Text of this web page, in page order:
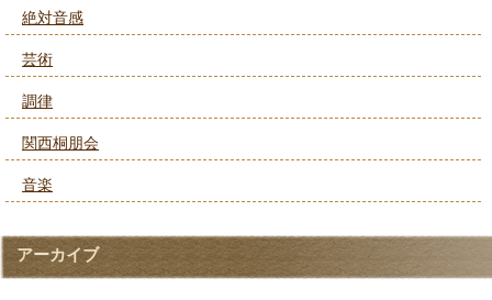
絶対音感
芸術
調律
関西桐朋会
音楽
アーカイブ